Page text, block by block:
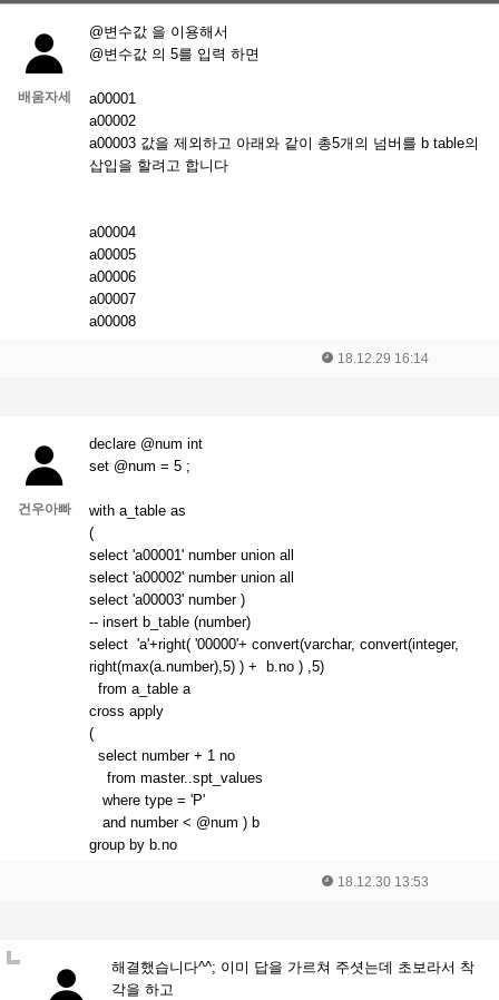
배움자세
@변수값 을 이용해서
@변수값 의 5를 입력 하면
a00001
a00002
a00003 값을 제외하고 아래와 같이 총5개의 넘버를 b table의
삽입을 할려고 합니다
a00004
a00005
a00006
a00007
a00008
18.12.29 16:14
건우아빠
declare @num int
set @num = 5 ;
with a_table as
(
select 'a00001' number union all
select 'a00002' number union all
select 'a00003' number )
-- insert b_table (number)
select 'a'+right( '00000'+ convert(varchar, convert(integer,
right(max(a.number),5) ) + b.no ) ,5)
from a_table a
cross apply
(
select number + 1 no
from master..spt_values
where type = 'P'
and number < @num ) b
group by b.no
18.12.30 13:53
해결했습니다^^; 이미 답을 가르쳐 주셧는데 초보라서 착
각을 하고